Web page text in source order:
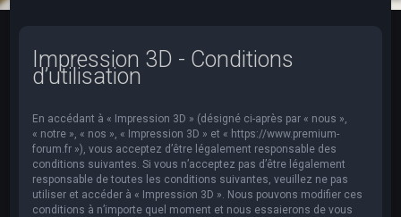
Impression 3D - Conditions
d’utilisation
En accédant à « Impression 3D » (désigné ci-après par « nous »,
« notre », « nos », « Impression 3D » et « https://www.premium-
forum.fr »), vous acceptez d’être légalement responsable des
conditions suivantes. Si vous n’acceptez pas d’être légalement
responsable de toutes les conditions suivantes, veuillez ne pas
utiliser et accéder à « Impression 3D ». Nous pouvons modifier ces
conditions à n’importe quel moment et nous essaierons de vous